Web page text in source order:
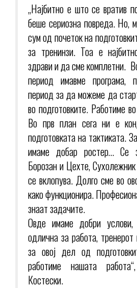
„Најбитно е што се вратив
беше сериозна повреда. Но,
сум од почеток на
за тренинзи. Тоа е
здрави и да сме комплетни.
период имавме програма,
период за да можеме да
во подготовките. Работиме
Во прв план сега ни е
подготовката на тактиката.
имаме добар ростер… Се
Борозан и Цехте,
се вклопува. Долго сме во
како функционира.
знаат задачите.
Овде имаме добри услови,
одлична за работа,
за овој дел од
работиме нашата
Костески.